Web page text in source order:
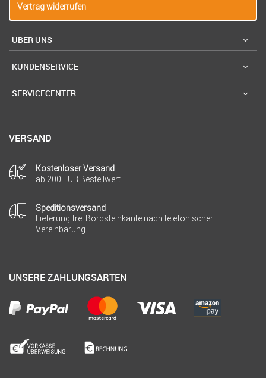
Vertrag widerrufen
ÜBER UNS
KUNDENSERVICE
SERVICECENTER
VERSAND
Kostenloser Versand
ab 200 EUR Bestellwert
Speditionsversand
Lieferung frei Bordsteinkante nach telefonischer
Vereinbarung
UNSERE ZAHLUNGSARTEN